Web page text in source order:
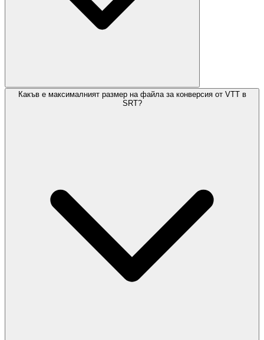
Какъв е максималният размер на файла за конверсия от VTT в
SRT?